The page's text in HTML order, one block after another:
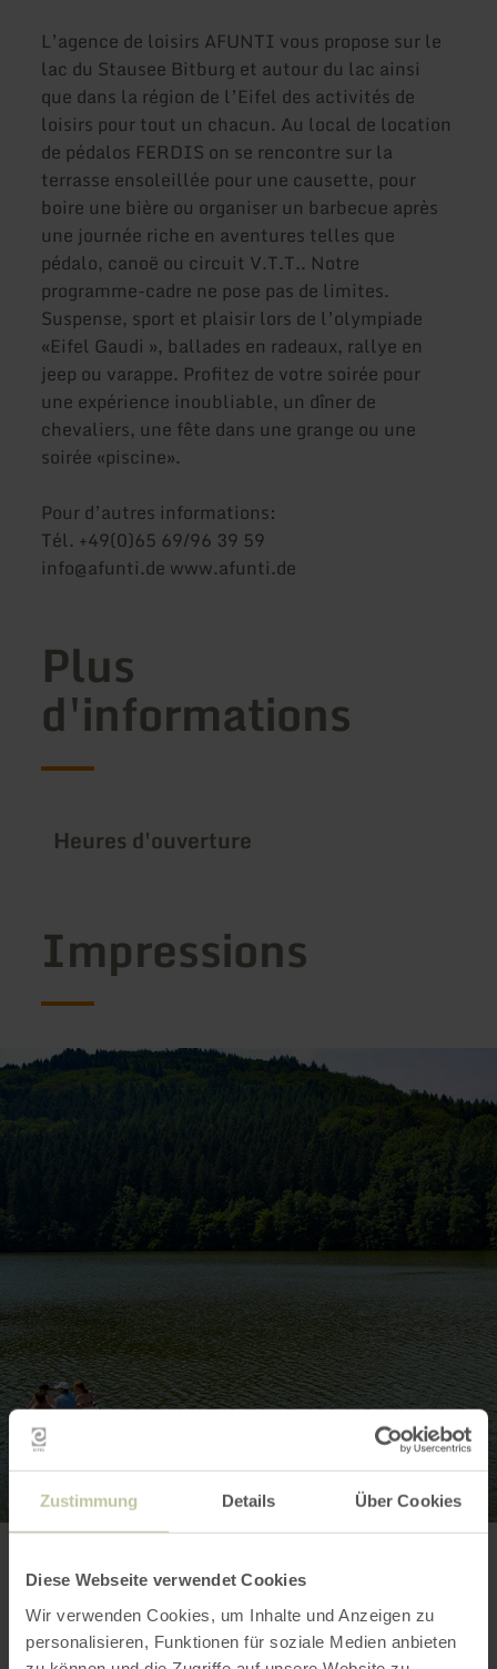
Zustimmung Details Über Cookies
Diese Webseite verwendet Cookies
Wir verwenden Cookies, um Inhalte und Anzeigen zu
personalisieren, Funktionen für soziale Medien anbieten
L’agence de loisirs AFUNTI vous propose sur le
lac du Stausee Bitburg et autour du lac ainsi
que dans la région de l’Eifel des activités de
loisirs pour tout un chacun. Au local de location
de pédalos FERDIS on se rencontre sur la
terrasse ensoleillée pour une causette, pour
boire une bière ou organiser un barbecue après
une journée riche en aventures telles que
pédalo, canoë ou circuit V.T.T.. Notre
programme-cadre ne pose pas de limites.
Suspense, sport et plaisir lors de l’olympiade
«Eifel Gaudi », ballades en radeaux, rallye en
jeep ou varappe. Profitez de votre soirée pour
une expérience inoubliable, un dîner de
chevaliers, une fête dans une grange ou une
soirée «piscine».
Pour d’autres informations:
Tél. +49(0)65 69/96 39 59
info@afunti.de www.afunti.de
Plus
d'informations
Heures d'ouverture
Impressions
Contact